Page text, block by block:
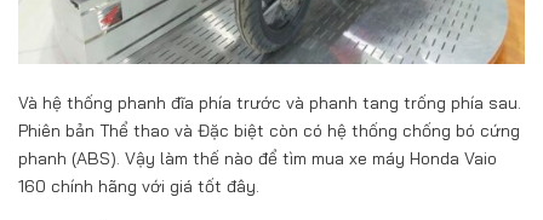
Và hệ thống phanh đĩa phía trước và phanh tang trống phía sau.
Phiên bản Thể thao và Đặc biệt còn có hệ thống chống bó cứng
phanh (ABS). Vậy làm thế nào để tìm mua xe máy Honda Vaio
160 chính hãng với giá tốt đây.